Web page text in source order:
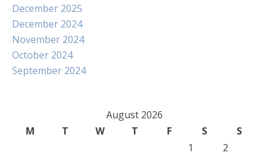
December 2025
December 2024
November 2024
October 2024
September 2024
August 2026
M
T W T F S
S
1
2